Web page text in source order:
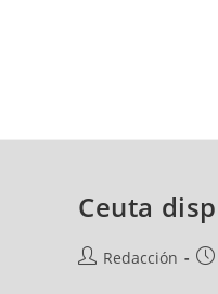
Ceuta
Redacción